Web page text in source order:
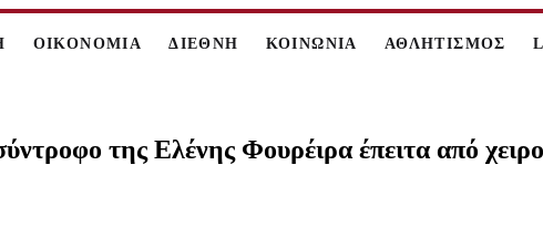
ΟΙΚΟΝΟΜΙΑ ΔΙΕΘΝΗ ΚΟΙΝΩΝΙΑ ΑΘΛΗΤΙΣΜΟΣ
της Ελένης Φουρέιρα έπειτα από